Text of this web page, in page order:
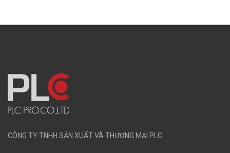
CÔNG TY TNHH SẢN XUẤT VÀ THƯƠNG MẠI PLC